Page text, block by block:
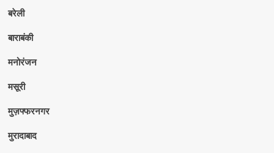
बरेली
बाराबंकी
मनोरंजन
मसूरी
मुज़फ्फरनगर
मुरादाबाद